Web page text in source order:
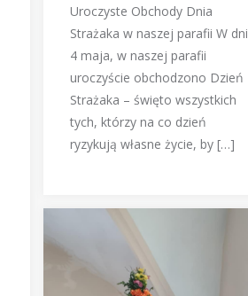
Uroczyste Obchody Dnia
Strażaka w naszej parafii W
4 maja, w naszej parafii
uroczyście obchodzono Dzień
Strażaka – święto wszystkich
tych, którzy na co dzień
ryzykują własne życie, by […]